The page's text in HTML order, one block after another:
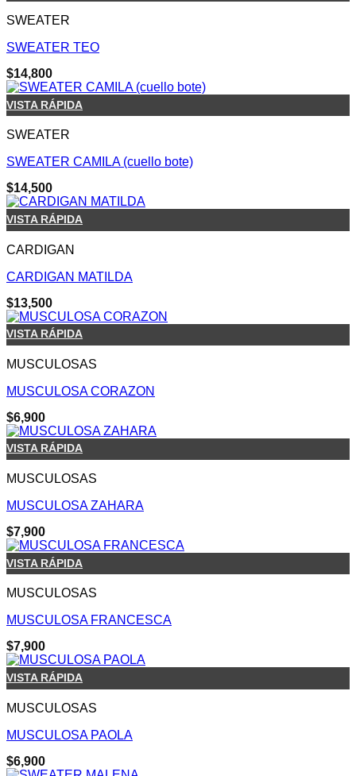
SWEATER
SWEATER TEO
$14,800
VISTA RÁPIDA
SWEATER
SWEATER CAMILA (cuello bote)
$14,500
VISTA RÁPIDA
CARDIGAN
CARDIGAN MATILDA
$13,500
VISTA RÁPIDA
MUSCULOSAS
MUSCULOSA CORAZON
$6,900
VISTA RÁPIDA
MUSCULOSAS
MUSCULOSA ZAHARA
$7,900
VISTA RÁPIDA
MUSCULOSAS
MUSCULOSA FRANCESCA
$7,900
VISTA RÁPIDA
MUSCULOSAS
MUSCULOSA PAOLA
$6,900